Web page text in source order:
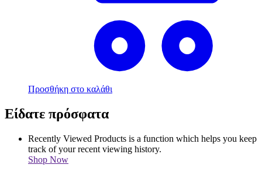
Προσθήκη στο καλάθι
Είδατε πρόσφατα
Recently Viewed Products is a function which helps you keep
track of your recent viewing history.
Shop Now